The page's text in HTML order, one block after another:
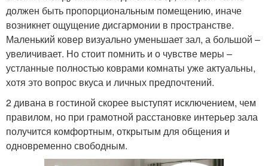
должен быть пропорциональным помещению, иначе
возникнет ощущение дисгармонии в пространстве.
Маленький ковер визуально уменьшает зал, а большой –
увеличивает. Но стоит помнить и о чувстве меры –
устланные полностью коврами комнаты уже актуальны,
хотя это вопрос вкуса и личных предпочтений.
2 дивана в гостиной скорее выступят исключением, чем
правилом, но при грамотной расстановке интерьер зала
получится комфортным, открытым для общения и
одновременно свободным.